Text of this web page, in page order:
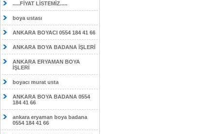
.....FİYAT LİSTEMİZ.....
boya ustası
ANKARA BOYACI 0554 184 41 66
ANKARA BOYA BADANA İŞLERİ
ANKARA ERYAMAN BOYA
İŞLERİ
boyacı murat usta
ANKARA BOYA BADANA 0554
184 41 66
ankara eryaman boya badana
0554 184 41 66